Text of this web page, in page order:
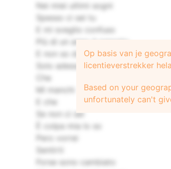
Nei miei ultimi sogni
Spesso ci sei tu
E mi sveglio confuso
Più di un anno è passato
E non so dove sei
Solo adesso ho capito
Che
Mi manchi
E che
Se non ci sei
È colpa mia lo so
Pero vorrei
Sentirti
Forse sono cambiato
Op basis van je
licentieverstrekker
Based on your
unfortunately can't